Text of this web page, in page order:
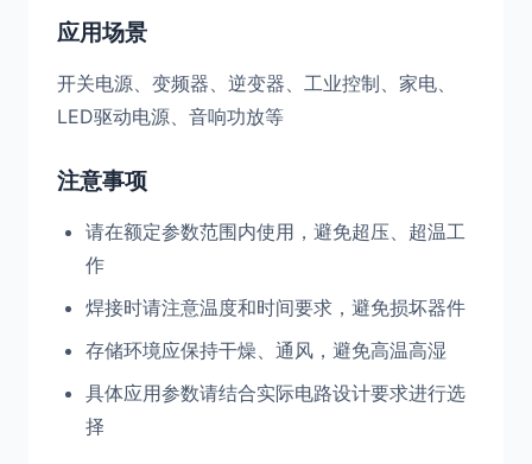
应用场景
开关电源、变频器、逆变器、工业控制、家电、
LED驱动电源、音响功放等
注意事项
请在额定参数范围内使用，避免超压、超温工
作
焊接时请注意温度和时间要求，避免损坏器件
存储环境应保持干燥、通风，避免高温高湿
具体应用参数请结合实际电路设计要求进行选
择